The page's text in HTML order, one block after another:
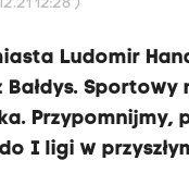
12:28 )
Ludomir
Sportowy
Przypomnijmy,
I ligi w